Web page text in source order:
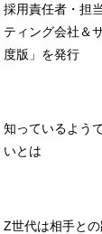
採用責任者・担
ティング会社＆
度版」を発行
知っているよう
いとは
Z世代は相手と